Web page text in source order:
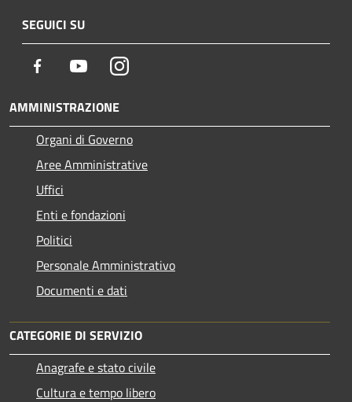
SEGUICI SU
Facebook YoutubeInstagram
AMMINISTRAZIONE
Organi di Governo
Aree Amministrative
Uffici
Enti e fondazioni
Politici
Personale Amministrativo
Documenti e dati
CATEGORIE DI SERVIZIO
Anagrafe e stato civile
Cultura e tempo libero